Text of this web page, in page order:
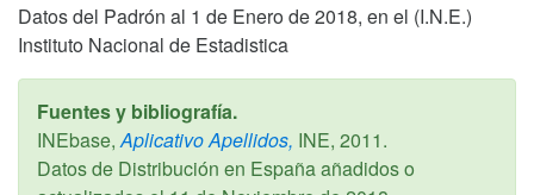
Datos del Padrón al 1 de Enero de 2018, en el (I.N.E.)
Instituto Nacional de Estadistica
Fuentes y bibliografía.
INEbase, Aplicativo Apellidos, INE, 2011.
Datos de Distribución en España añadidos o